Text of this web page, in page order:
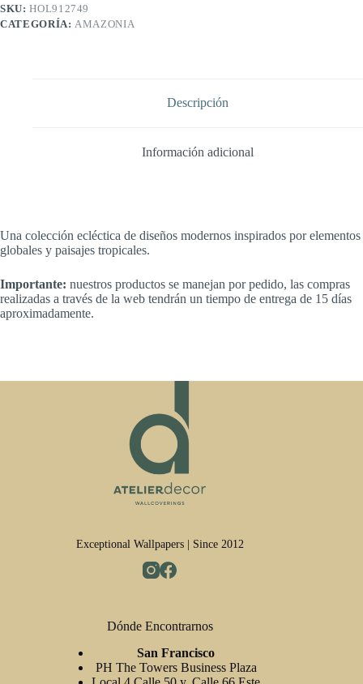
SKU:HOL912749
CATEGORÍA: AMAZONIA
Descripción
Información adicional
Una colección ecléctica de diseños modernos inspirados por elementos
globales y paisajes tropicales.
Importante: nuestros productos se manejan por pedido, las compras
realizadas a través de la web tendrán un tiempo de entrega de 15 días
aproximadamente.
Exceptional Wallpapers | Since 2012
Dónde Encontrarnos
San Francisco
PH The Towers Business Plaza